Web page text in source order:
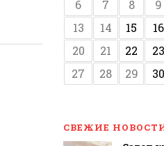
6
7 8 9
13
14 15 16
20
21 22 23
27
28 29 30
СВЕЖИЕ